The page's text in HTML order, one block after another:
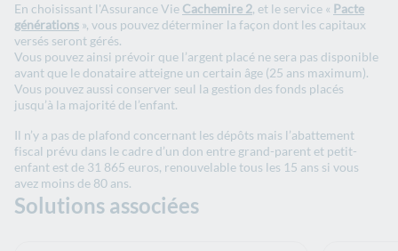
En choisissant l'Assurance Vie Cachemire 2, et le service « Pacte
générations », vous pouvez déterminer la façon dont les capitaux
versés seront gérés.
Vous pouvez ainsi prévoir que l’argent placé ne sera pas disponible
avant que le donataire atteigne un certain âge (25 ans maximum).
Vous pouvez aussi conserver seul la gestion des fonds placés
jusqu’à la majorité de l’enfant.
Il n’y a pas de plafond concernant les dépôts mais l’abattement
fiscal prévu dans le cadre d’un don entre grand-parent et petit-
enfant est de 31 865 euros, renouvelable tous les 15 ans si vous
avez moins de 80 ans.
Solutions associées